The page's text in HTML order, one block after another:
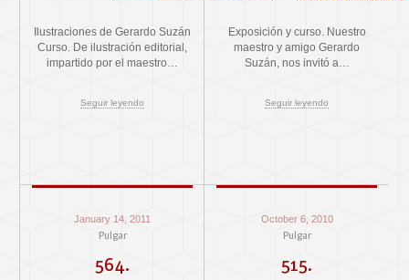
Ilustraciones de Gerardo Suzán
Curso. De ilustración editorial,
impartido por el maestro…
Seguir leyendo
Exposición y curso. Nuestro
maestro y amigo Gerardo
Suzán, nos invitó a…
Seguir leyendo
January 14, 2011
Pulgar
564.
October 6, 2010
Pulgar
515.